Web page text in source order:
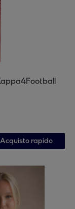
Acquisto rapido